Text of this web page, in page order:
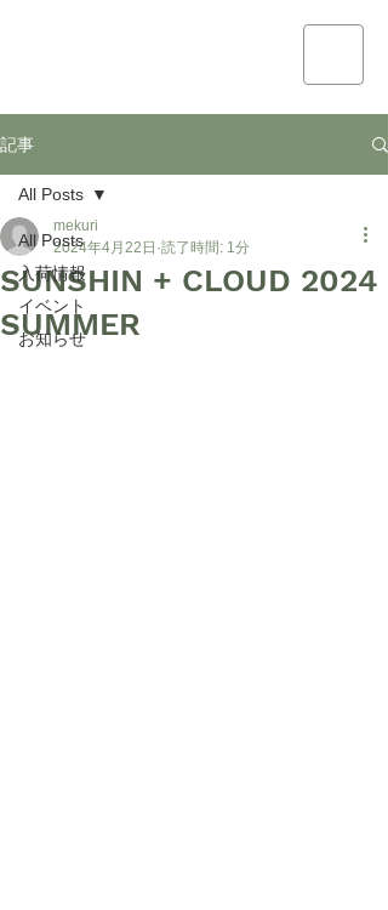
記事
All Posts
入荷情報
イベント
お知らせ
All Posts
SUNSHIN + CLOUD 2024
SUMMER
mekuri
2024年4月22日 読了時間: 1分